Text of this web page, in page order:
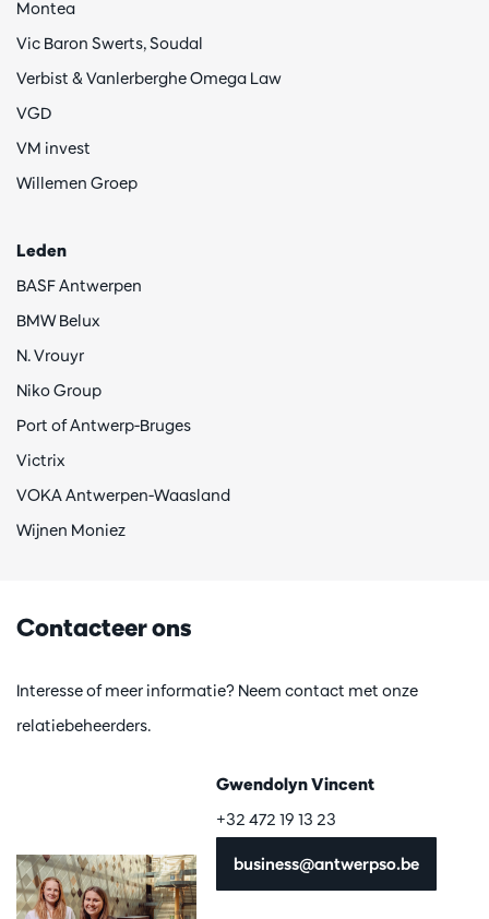
Montea
Vic Baron Swerts, Soudal
Verbist & Vanlerberghe Omega Law
VGD
VM invest
Willemen Groep
Leden
BASF Antwerpen
BMW Belux
N. Vrouyr
Niko Group
Port of Antwerp-Bruges
Victrix
VOKA Antwerpen-Waasland
Wijnen Moniez
Contacteer ons
Interesse of meer informatie? Neem contact met onze
relatiebeheerders.
Gwendolyn Vincent
+32 472 19 13 23
business@antwerpso.be